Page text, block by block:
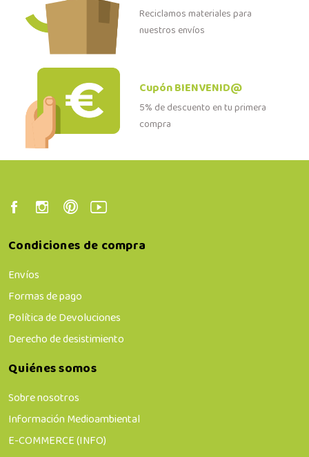
Reciclamos materiales para
nuestros envíos
Cupón BIENVENID@
5% de descuento en tu primera
compra
Condiciones de compra
Envíos
Formas de pago
Política de Devoluciones
Derecho de desistimiento
Quiénes somos
Sobre nosotros
Información Medioambiental
E-COMMERCE (INFO)